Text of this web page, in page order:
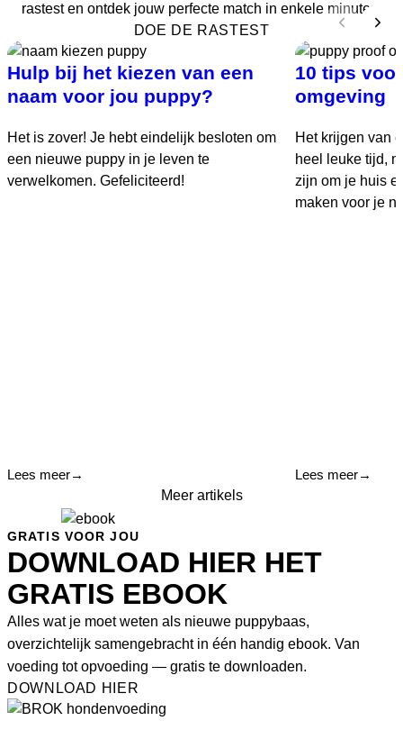
rastest en ontdek jouw perfecte match in enkele minuten.
DOE DE RASTEST
Hulp bij het kiezen van een
naam voor jou puppy?
Het is zover! Je hebt eindelijk besloten om
een nieuwe puppy in je leven te
verwelkomen. Gefeliciteerd!
Lees meer→
10 tips
omgeving
Het krijgen van
heel leuke tijd,
zijn om je huis
maken voor je
Lees meer→
Meer artikels
GRATIS VOOR JOU
DOWNLOAD HIER HET
GRATIS EBOOK
Alles wat je moet weten als nieuwe puppybaas,
overzichtelijk samengebracht in één handig ebook. Van
voeding tot opvoeding — gratis te downloaden.
DOWNLOAD HIER